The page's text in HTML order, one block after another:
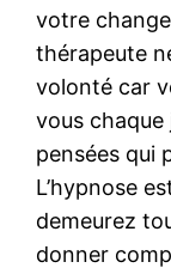
votre
thérapeute
volonté car
vous
pensées qui
L’hypnose
demeurez
donner